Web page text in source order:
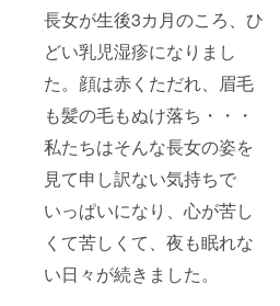
長女が生後3カ月のころ、ひ
どい乳児湿疹になりまし
た。顔は赤くただれ、眉毛
も髪の毛もぬけ落ち・・・
私たちはそんな長女の姿を
見て申し訳ない気持ちで
いっぱいになり、心が苦し
くて苦しくて、夜も眠れな
い日々が続きました。